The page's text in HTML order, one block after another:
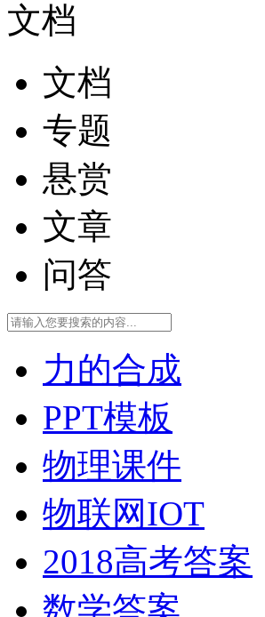
文档
文档
专题
悬赏
文章
问答
力的合成
PPT模板
物理课件
物联网IOT
2018高考答案